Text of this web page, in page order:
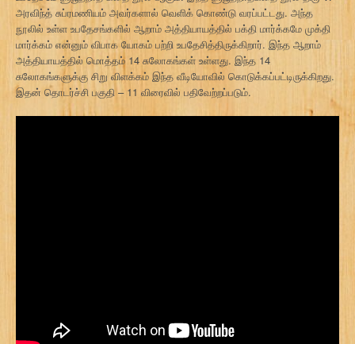
அரவிந்த் சுப்ரமணியம் அவர்களால் வெளிக் கொண்டு வரப்பட்டது. அந்த
நூலில் உள்ள உபதேசங்களில் ஆறாம் அத்தியாயத்தில் பக்தி மார்க்கமே முக்தி
மார்க்கம் என்னும் விபாக யோகம் பற்றி உபதேசித்திருக்கிறார். இந்த ஆறாம்
அத்தியாயத்தில் மொத்தம் 14 சுலோகங்கள் உள்ளது. இந்த 14
சுலோகங்களுக்கு சிறு விளக்கம் இந்த வீடியோவில் கொடுக்கப்பட்டிருக்கிறது.
இதன் தொடர்ச்சி பகுதி – 11 விரைவில் பதிவேற்றப்படும்.